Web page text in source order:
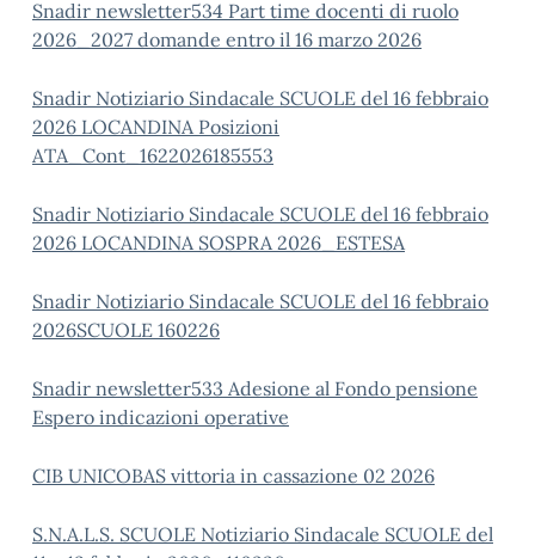
Snadir newsletter534 Part time docenti di ruolo
2026_2027 domande entro il 16 marzo 2026
Snadir Notiziario Sindacale SCUOLE del 16 febbraio
2026 LOCANDINA Posizioni
ATA_Cont_1622026185553
Snadir Notiziario Sindacale SCUOLE del 16 febbraio
2026 LOCANDINA SOSPRA 2026_ESTESA
Snadir Notiziario Sindacale SCUOLE del 16 febbraio
2026SCUOLE 160226
Snadir newsletter533 Adesione al Fondo pensione
Espero indicazioni operative
CIB UNICOBAS vittoria in cassazione 02 2026
S.N.A.L.S. SCUOLE Notiziario Sindacale SCUOLE del